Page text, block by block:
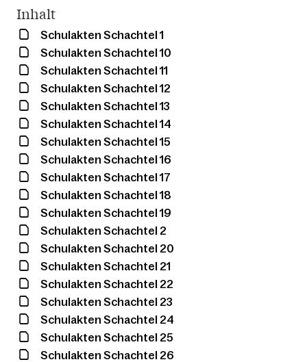
Inhalt
Schulakten Schachtel 1
Schulakten Schachtel 10
Schulakten Schachtel 11
Schulakten Schachtel 12
Schulakten Schachtel 13
Schulakten Schachtel 14
Schulakten Schachtel 15
Schulakten Schachtel 16
Schulakten Schachtel 17
Schulakten Schachtel 18
Schulakten Schachtel 19
Schulakten Schachtel 2
Schulakten Schachtel 20
Schulakten Schachtel 21
Schulakten Schachtel 22
Schulakten Schachtel 23
Schulakten Schachtel 24
Schulakten Schachtel 25
Schulakten Schachtel 26